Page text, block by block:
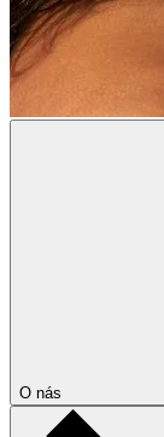
O nás